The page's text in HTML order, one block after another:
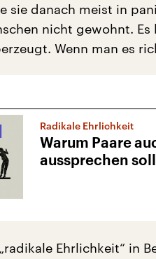
sie danach meist in
nicht gewohnt.
Wenn man es
Radikale Ehrlichkeit
Warum Paare
aussprechen
Ehrlichkeit“ in